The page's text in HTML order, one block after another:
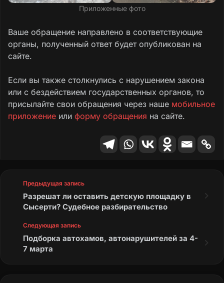
Приложенные фото
Ваше обращение направлено в соответствующие
органы, полученный ответ будет опубликован на
сайте.
Если вы также столкнулись с нарушением закона
или с бездействием государственных органов, то
присылайте свои обращения через наше мобильное
приложение или форму обращения на сайте.
Предыдущая запись
Разрешат ли оставить детскую площадку в
Сысерти? Судебное разбирательство
Следующая запись
Подборка автохамов, автонарушителей за 4-
7 марта